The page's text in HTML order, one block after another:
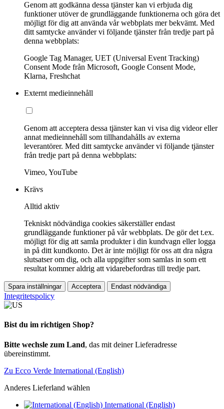
Genom att godkänna dessa tjänster kan vi erbjuda dig
funktioner utöver de grundläggande funktionerna och göra det
möjligt för dig att använda vår webbplats mer bekvämt. Med
ditt samtycke använder vi följande tjänster från tredje part på
denna webbplats:
Google Tag Manager, UET (Universal Event Tracking)
Consent Mode från Microsoft, Google Consent Mode,
Klarna, Freshchat
Externt medieinnehåll
Genom att acceptera dessa tjänster kan vi visa dig videor eller
annat medieinnehåll som tillhandahålls av externa
leverantörer. Med ditt samtycke använder vi följande tjänster
från tredje part på denna webbplats:
Vimeo, YouTube
Krävs
Alltid aktiv
Tekniskt nödvändiga cookies säkerställer endast
grundläggande funktioner på vår webbplats. De gör det t.ex.
möjligt för dig att samla produkter i din kundvagn eller logga
in på ditt kundkonto. Det är inte möjligt för oss att dra några
slutsatser om dig, och alla uppgifter som samlas in som ett
resultat kommer aldrig att vidarebefordras till tredje part.
Spara inställningar Acceptera Endast nödvändiga
Integritetspolicy
Bist du im richtigen Shop?
Bitte wechsle zum Land, das mit deiner Lieferadresse
übereinstimmt.
Zu Ecco Verde International (English)
Anderes Lieferland wählen
International (English)